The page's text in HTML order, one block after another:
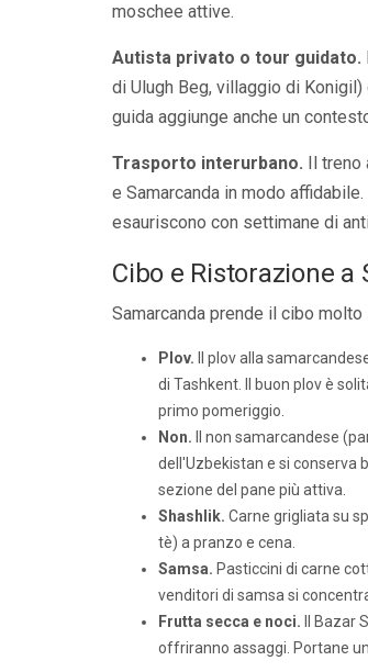
moschee attive.
Autista privato o tour guidato.
di Ulugh Beg, villaggio di Konigil)
guida aggiunge anche un
Trasporto interurbano. Il treno
e Samarcanda in modo
esauriscono con settimane di
Cibo e Ristorazione a
Samarcanda prende il cibo
Plov. Il plov alla
di Tashkent. Il buon plov è
primo pomeriggio.
Non. Il non samarcandese
dell'Uzbekistan e si conserva
sezione del pane più attiva.
Shashlik. Carne grigliata su
tè) a pranzo e cena.
Samsa. Pasticcini di carne
venditori di samsa si
Frutta secca e noci. Il Bazar
offriranno assaggi. Portane